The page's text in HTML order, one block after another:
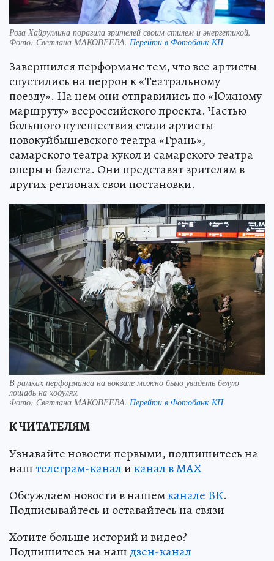
Роза Хайруллина поразила зрителей своим стилем и энергетикой.
Фото: Светлана МАКОВЕЕВА. Перейти в Фотобанк КП
Завершился перформанс тем, что все артисты
спустились на перрон к «Театральному
поезду». На нем они отправились по «Южному
маршруту» всероссийского проекта. Частью
большого путешествия стали артисты
новокуйбышевского театра «Грань»,
самарского театра кукол и самарского театра
оперы и балета. Они представят зрителям в
других регионах свои постановки.
В рамках перформанса на вокзале можно было увидеть белую
лошадь на ходулях.
Фото: Светлана МАКОВЕЕВА. Перейти в Фотобанк КП
К ЧИТАТЕЛЯМ
Узнавайте новости первыми, подпишитесь на
наштелеграм-каналиканал в МАХ
Обсуждаем новости в нашемканале ВК.
Подписывайтесь и оставайтесь на связи
Хотите больше историй и видео?
Подпишитесь на наш дзен-канал